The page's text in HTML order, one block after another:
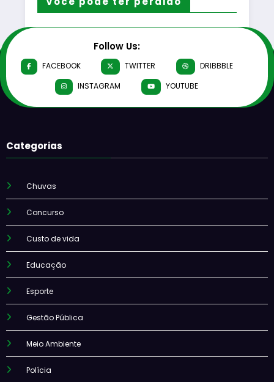
Follow Us:
FACEBOOK TWITTER
DRIBBBLE
INSTAGRAM
YOUTUBE
Categorias
Chuvas
Concurso
Custo de vida
Educação
Esporte
Gestão Pública
Meio Ambiente
Polícia